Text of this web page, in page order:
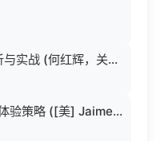
Android源码设计模式解析与实战 (何红辉，关爱民著, 何红辉, 关爱民著, 何红辉, 关爱民).pdf
决胜UX：互联网产品用户体验策略 ([美] Jaime Levy [[美] Jaime Levy]).epub